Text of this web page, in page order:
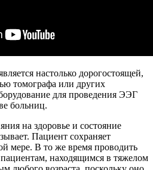
настолько дорогостоящей,
томографа или других
для проведения ЭЭГ
больниц.
на здоровье и состояние
Пациент сохраняет
мере. В то же время проводить
находящимся в тяжелом